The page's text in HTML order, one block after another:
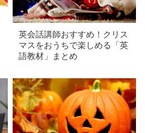
英会話講師おすすめ！クリス
マスをおうちで楽しめる「英
語教材」まとめ
a